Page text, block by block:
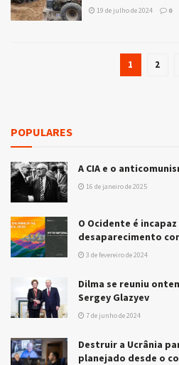
19 de julho de 2024 0
1 2
POPULARES
A CIA e o
16 de janeiro de 2025
O Ocidente é
desaparecimento
3 de fevereiro de 2024
Dilma se reuniu
Sergey Glazyev
7 de junho de 2024
Destruir a Ucrânia
planejado desde o